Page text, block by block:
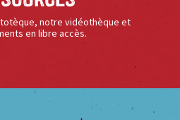
notre vidéothèque et
en libre accès.